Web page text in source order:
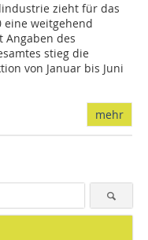
zieht für das
eine weitgehend
Angaben des
stieg die
von Januar bis Juni
mehr